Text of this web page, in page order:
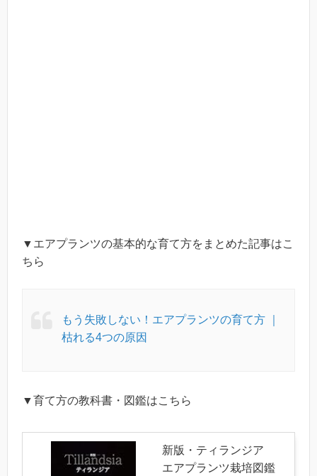
▼エアプランツの基本的な育て方をまとめた記事はこ
ちら
もう失敗しない！エアプランツの育て方 ｜
枯れる4つの原因
▼育て方の教科書・図鑑はこちら
新版・ティランジア
エアプランツ栽培図鑑